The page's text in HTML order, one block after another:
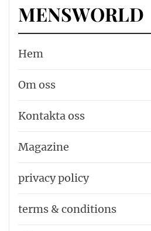
MENSWORLD
Hem
Om oss
Kontakta oss
Magazine
privacy policy
terms & conditions